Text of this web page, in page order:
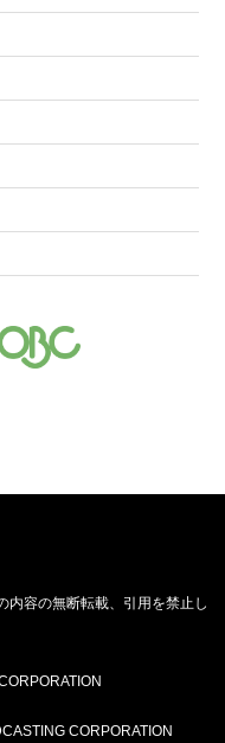
内容の無断転載、引用を禁止し
CORPORATION